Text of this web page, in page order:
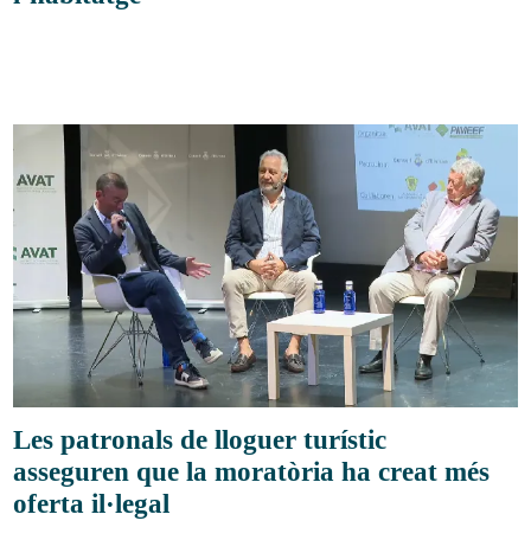
Les patronals de lloguer turístic
asseguren que la moratòria ha creat més
oferta il·legal